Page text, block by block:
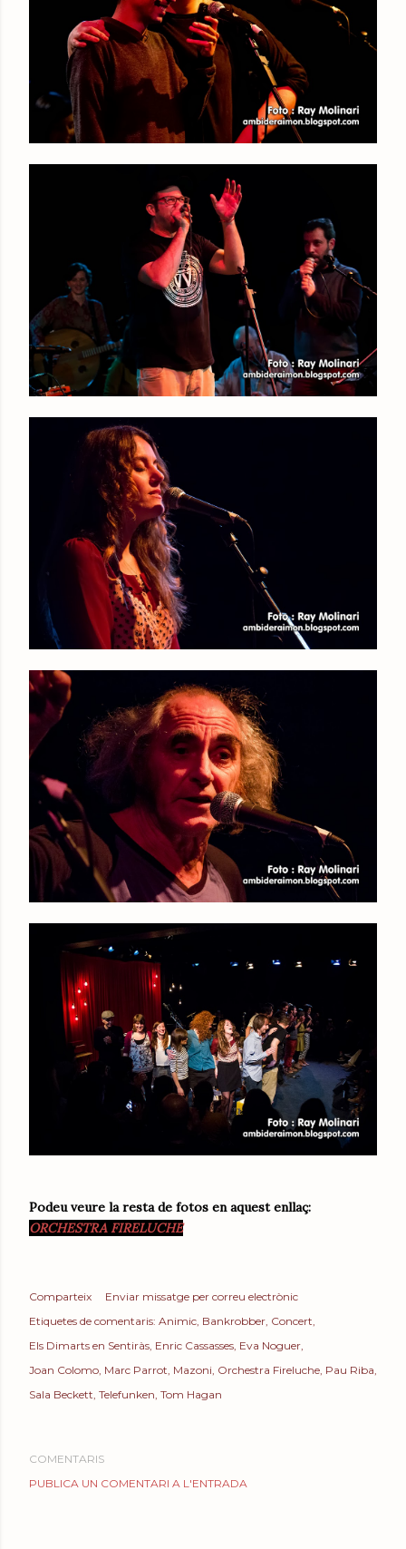
Podeu veure la resta de fotos en aquest enllaç:
ORCHESTRA FIRELUCHE
Comparteix
Enviar missatge per correu electrònic
Etiquetes de comentaris: Animic Bankrobber Concert
Els Dimarts en Sentiràs Enric Cassasses Eva Noguer
Joan Colomo Marc Parrot Mazoni Orchestra Fireluche Pau Riba
Sala Beckett Telefunken Tom Hagan
COMENTARIS
PUBLICA UN COMENTARI A L'ENTRADA